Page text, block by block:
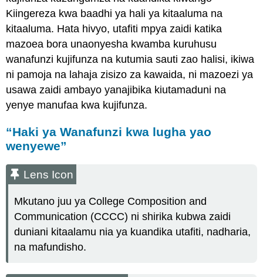
Kiingereza kwa baadhi ya hali ya kitaaluma na
kitaaluma. Hata hivyo, utafiti mpya zaidi katika
mazoea bora unaonyesha kwamba kuruhusu
wanafunzi kujifunza na kutumia sauti zao halisi, ikiwa
ni pamoja na lahaja zisizo za kawaida, ni mazoezi ya
usawa zaidi ambayo yanajibika kiutamaduni na
yenye manufaa kwa kujifunza.
“Haki ya Wanafunzi kwa lugha yao
wenyewe”
Lens Icon
Mkutano juu ya College Composition and
Communication (CCCC) ni shirika kubwa zaidi
duniani kitaalamu nia ya kuandika utafiti, nadharia,
na mafundisho.